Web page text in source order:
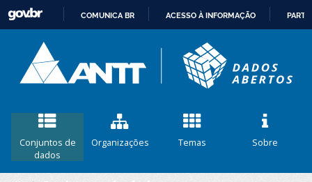
CONTEÚDO
COMUNICA BR ACESSO À INFORMAÇÃO
Conjuntos de
dados
Organizações Temas Sobre